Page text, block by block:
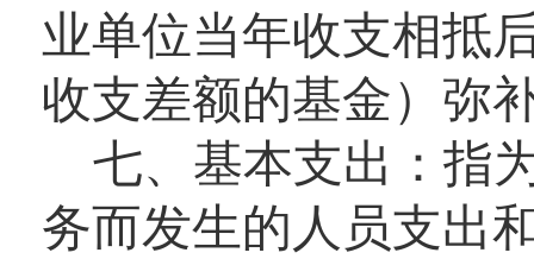
业单位当年收支相抵
收支差额的基金）弥
七、 基本支出 ： 指
务而发生的人员支出